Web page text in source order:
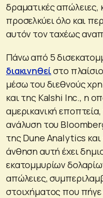
δραματικές
προσελκύει όλο και
αυτόν τον ταχέως
Πάνω από 5
διακινηθείστο
μέσω του διεθνούς
και της Kalshi Inc., η
αμερικανική
ανάλυση του
της Dune Analytics και
άνθηση αυτή έχει
εκατομμυρίων
απώλειες,
στοιχήματος που πήγε